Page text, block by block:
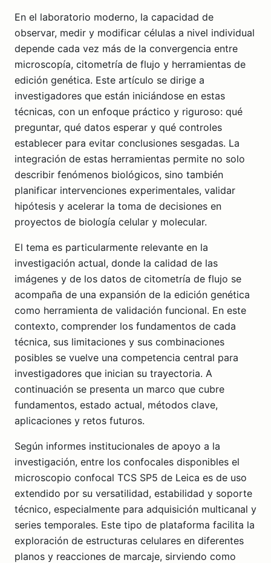
En el laboratorio moderno, la capacidad de
observar, medir y modificar células a nivel individual
depende cada vez más de la convergencia entre
microscopía, citometría de flujo y herramientas de
edición genética. Este artículo se dirige a
investigadores que están iniciándose en estas
técnicas, con un enfoque práctico y riguroso: qué
preguntar, qué datos esperar y qué controles
establecer para evitar conclusiones sesgadas. La
integración de estas herramientas permite no solo
describir fenómenos biológicos, sino también
planificar intervenciones experimentales, validar
hipótesis y acelerar la toma de decisiones en
proyectos de biología celular y molecular.
El tema es particularmente relevante en la
investigación actual, donde la calidad de las
imágenes y de los datos de citometría de flujo se
acompaña de una expansión de la edición genética
como herramienta de validación funcional. En este
contexto, comprender los fundamentos de cada
técnica, sus limitaciones y sus combinaciones
posibles se vuelve una competencia central para
investigadores que inician su trayectoria. A
continuación se presenta un marco que cubre
fundamentos, estado actual, métodos clave,
aplicaciones y retos futuros.
Según informes institucionales de apoyo a la
investigación, entre los confocales disponibles el
microscopio confocal TCS SP5 de Leica es de uso
extendido por su versatilidad, estabilidad y soporte
técnico, especialmente para adquisición multicanal y
series temporales. Este tipo de plataforma facilita la
exploración de estructuras celulares en diferentes
planos y reacciones de marcaje, sirviendo como